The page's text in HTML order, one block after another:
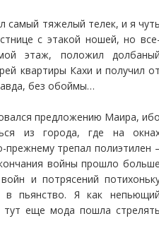
самый тяжелый телек, и я
с этакой ношей, но
этаж, положил
квартиры Кахи и получил
без обоймы…
предложению Маира,
из города, где на
трепал полиэтилен
войны прошло
и потрясений
пьянство. Я как
тут еще мода пошла